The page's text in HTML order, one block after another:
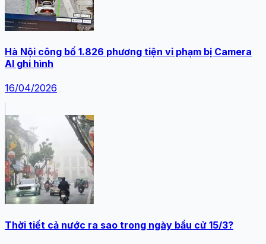
Hà Nội công bố 1.826 phương tiện vi phạm bị Camera
AI ghi hình
16/04/2026
Thời tiết cả nước ra sao trong ngày bầu cử 15/3?